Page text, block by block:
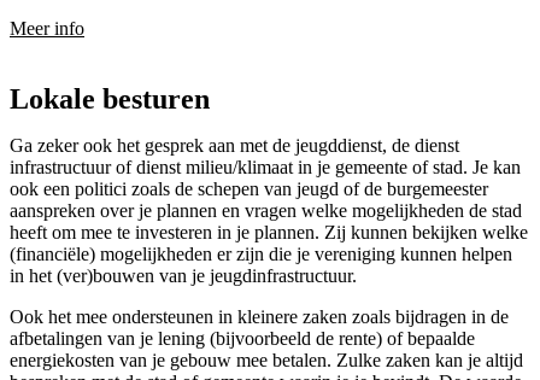
Meer info
Lokale besturen
Ga zeker ook het gesprek aan met de jeugddienst, de dienst
infrastructuur of dienst milieu/klimaat in je gemeente of stad. Je kan
ook een politici zoals de schepen van jeugd of de burgemeester
aanspreken over je plannen en vragen welke mogelijkheden de stad
heeft om mee te investeren in je plannen. Zij kunnen bekijken welke
(financiële) mogelijkheden er zijn die je vereniging kunnen helpen
in het (ver)bouwen van je jeugdinfrastructuur.
Ook het mee ondersteunen in kleinere zaken zoals bijdragen in de
afbetalingen van je lening (bijvoorbeeld de rente) of bepaalde
energiekosten van je gebouw mee betalen. Zulke zaken kan je altijd